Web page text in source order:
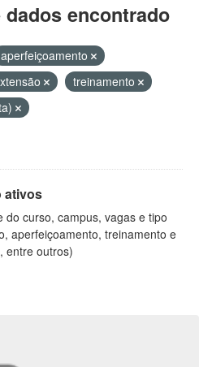
encontrado
aperfeiçoamento
treinamento
ativos
do curso, campus, vagas e tipo
aperfeiçoamento, treinamento e
entre outros)